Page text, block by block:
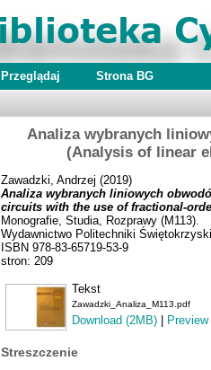
Przeglądaj Strona BG
Analiza wybranych
(Analysis of linear
Zawadzki, Andrzej (2019)
Analiza wybranych liniowych
circuits with the use of fractional-
Monografie, Studia, Rozprawy (M113).
Wydawnictwo Politechniki
ISBN 978-83-65719-53-9
stron: 209
Tekst
Zawadzki_Analiza_M113.pdf
Download (2MB) | Preview
Streszczenie